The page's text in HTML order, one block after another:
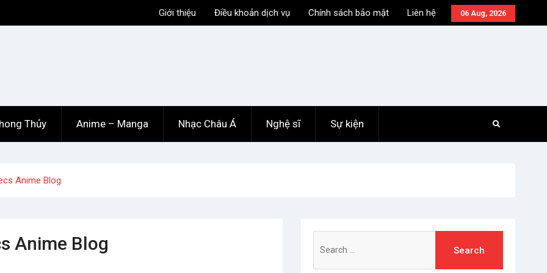
06 Aug, 2026
Giới thiệu Điều khoản dịch vụ Chính sách bảo mật Liên hệ
Thủy Anime – Manga Nhạc Châu Á Nghệ sĩ Sự kiện
Anime Blog
Anime Blog
for: